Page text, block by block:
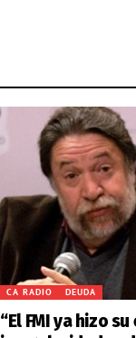
CA RADIO DEUDA
“El FMI ya hizo